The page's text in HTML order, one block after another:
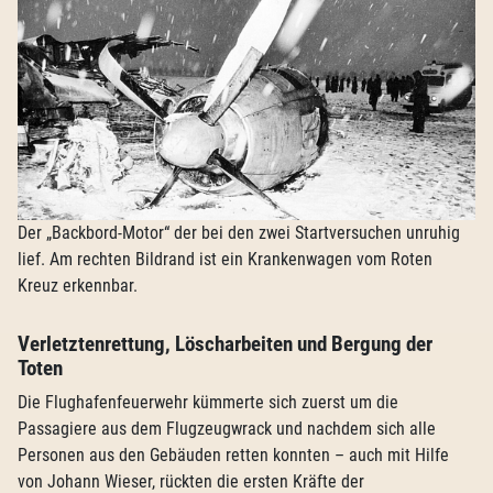
Der „Backbord-Motor“ der bei den zwei Startversuchen unruhig
lief. Am rechten Bildrand ist ein Krankenwagen vom Roten
Kreuz erkennbar.
Verletztenrettung, Löscharbeiten und Bergung der
Toten
Die Flughafenfeuerwehr kümmerte sich zuerst um die
Passagiere aus dem Flugzeugwrack und nachdem sich alle
Personen aus den Gebäuden retten konnten – auch mit Hilfe
von Johann Wieser, rückten die ersten Kräfte der